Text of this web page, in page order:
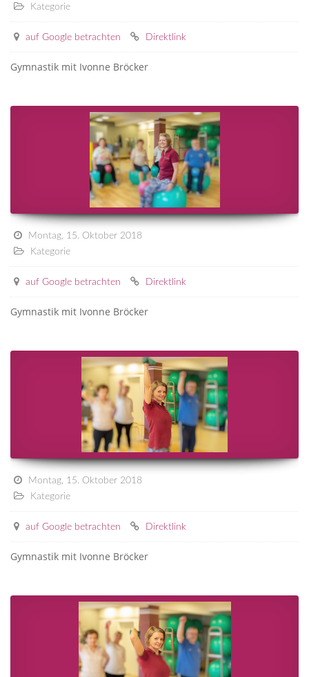
Kategorie
auf Google betrachten Direktlink
Gymnastik mit Ivonne Bröcker
Montag, 15. Oktober 2018
Kategorie
auf Google betrachten Direktlink
Gymnastik mit Ivonne Bröcker
Montag, 15. Oktober 2018
Kategorie
auf Google betrachten Direktlink
Gymnastik mit Ivonne Bröcker